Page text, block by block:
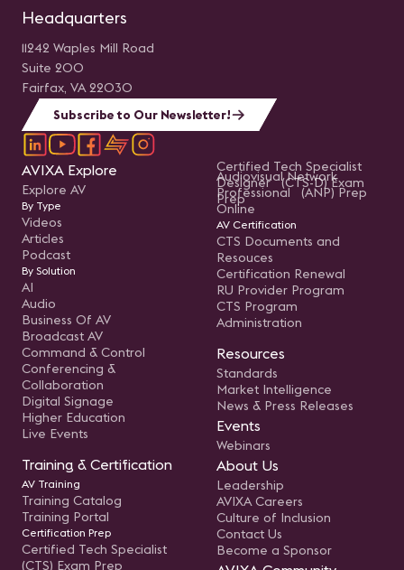
Headquarters
11242 Waples Mill Road
Suite 200
Fairfax, VA 22030
Subscribe to Our Newsletter!
AVIXA Explore
Explore AV
By Type
Videos
Articles
Podcast
By Solution
AI
Audio
Business Of AV
Broadcast AV
Command & Control
Conferencing &
Collaboration
Digital Signage
Higher Education
Live Events
Training & Certification
AV Training
Training Catalog
Training Portal
Certification Prep
Certified Tech Specialist
(CTS) Exam Prep
Certified Tech Specialist
Designer (CTS-D) Exam
Prep
Audiovisual Network
Professional (ANP) Prep
Online
AV Certification
CTS Documents and
Resouces
Certification Renewal
RU Provider Program
CTS Program
Administration
Resources
Standards
Market Intelligence
News & Press Releases
Events
Webinars
About Us
Leadership
AVIXA Careers
Culture of Inclusion
Contact Us
Become a Sponsor